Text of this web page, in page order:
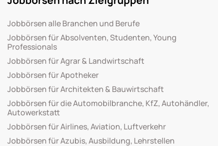
Jobbörsen alle Branchen und Berufe
Jobbörsen für Absolventen, Studenten, Young
Professionals
Jobbörsen für Agrar & Landwirtschaft
Jobbörsen für Apotheker
Jobbörsen für Architekten & Bauwirtschaft
Jobbörsen für die Automobilbranche, KfZ, Autohändler,
Autowerkstatt
Jobbörsen für Airlines, Aviation, Luftverkehr
Jobbörsen für Azubis, Ausbildung, Lehrstellen